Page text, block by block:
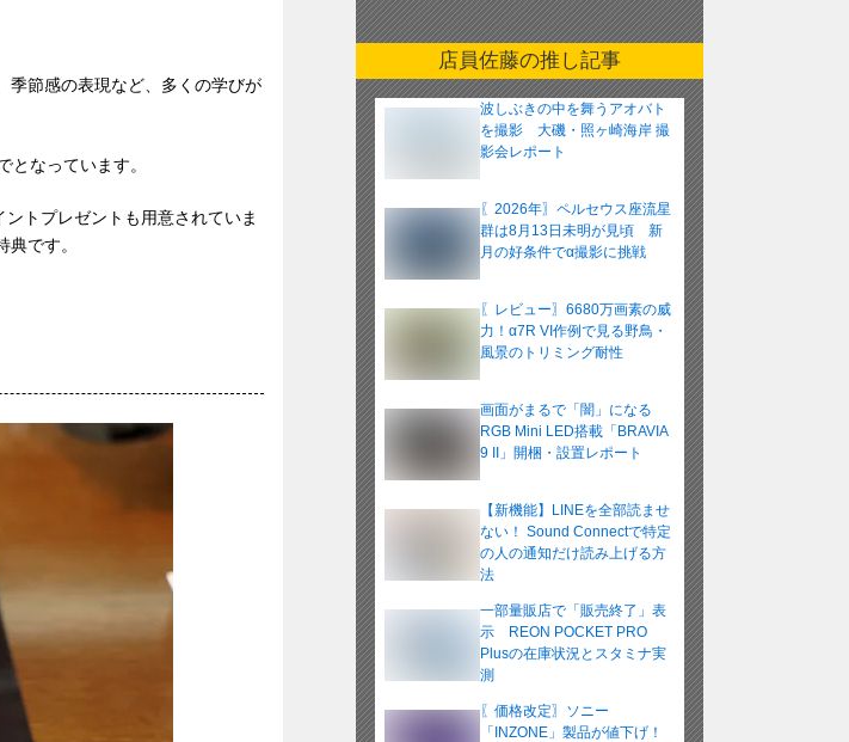
季節感の表現など、多くの学びが
なっています。
トプレゼントも用意されていま
です。
ア
ー
カ
イ
店員佐藤の推し記事
波しぶきの中を舞うアオバト
を撮影 大磯・照ヶ崎海岸 撮
影会レポート
〖2026年〗ペルセウス座流星
群は8月13日未明が見頃 新
月の好条件でα撮影に挑戦
〖レビュー〗6680万画素の威
力！α7R VI作例で見る野鳥・
風景のトリミング耐性
画面がまるで「闇」になる
RGB Mini LED搭載「BRAVIA
9 II」開梱・設置レポート
【新機能】LINEを全部読ませ
ない！ Sound Connectで特定
の人の通知だけ読み上げる方
法
一部量販店で「販売終了」表
示 REON POCKET PRO
Plusの在庫状況とスタミナ実
測
〖価格改定〗ソニー
「INZONE」製品が値下げ！